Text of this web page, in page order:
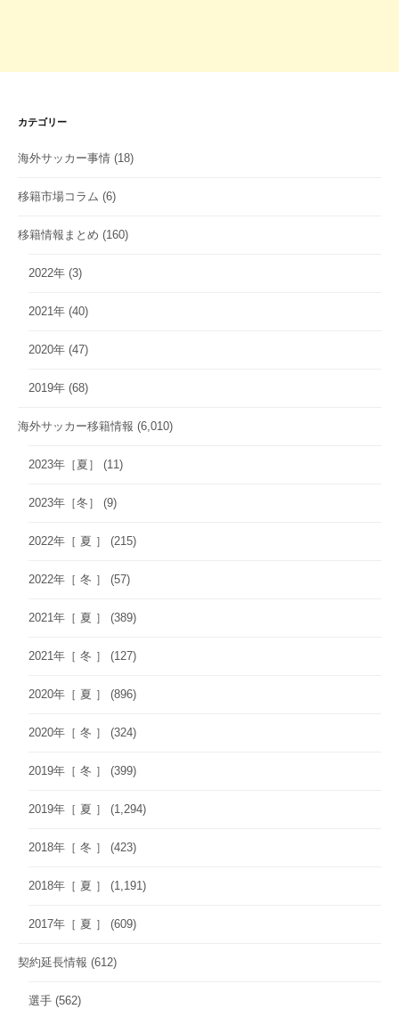
カテゴリー
海外サッカー事情 (18)
移籍市場コラム (6)
移籍情報まとめ (160)
2022年 (3)
2021年 (40)
2020年 (47)
2019年 (68)
海外サッカー移籍情報 (6,010)
2023年［夏］ (11)
2023年［冬］ (9)
2022年［ 夏 ］ (215)
2022年［ 冬 ］ (57)
2021年［ 夏 ］ (389)
2021年［ 冬 ］ (127)
2020年［ 夏 ］ (896)
2020年［ 冬 ］ (324)
2019年［ 冬 ］ (399)
2019年［ 夏 ］ (1,294)
2018年［ 冬 ］ (423)
2018年［ 夏 ］ (1,191)
2017年［ 夏 ］ (609)
契約延長情報 (612)
選手 (562)